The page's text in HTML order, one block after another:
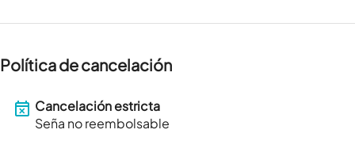
Política de cancelación
Cancelación estricta
Seña no reembolsable